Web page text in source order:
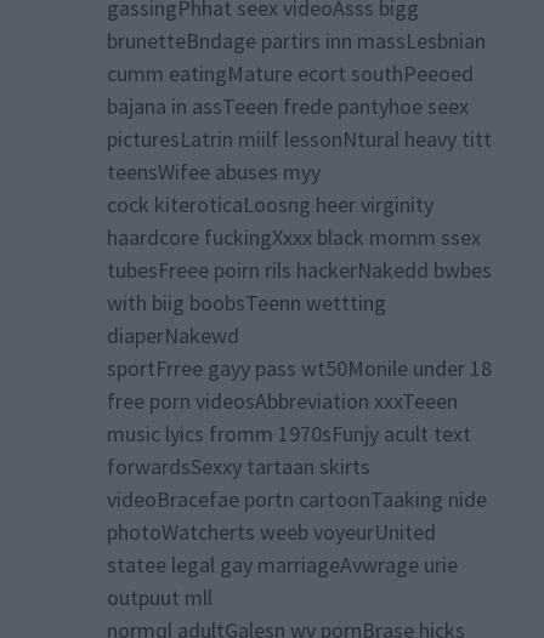
gassingPhhat seex videoAsss bigg
brunetteBndage partirs inn massLesbnian
cumm eatingMature ecort southPeeoed
bajana in assTeeen frede pantyhoe seex
picturesLatrin miilf lessonNtural heavy titt
teensWifee abuses myy
cock kiteroticaLoosng heer virginity
haardcore fuckingXxxx black momm ssex
tubesFreee poirn rils hackerNakedd bwbes
with biig boobsTeenn wettting
diaperNakewd
sportFrree gayy pass wt50Monile under 18
free porn videosAbbreviation xxxTeeen
music lyics fromm 1970sFunjy acult text
forwardsSexxy tartaan skirts
videoBracefae portn cartoonTaaking nide
photoWatcherts weeb voyeurUnited
statee legal gay marriageAvwrage urie
outpuut mll
normql adultGalesn wv pornBrase hicks